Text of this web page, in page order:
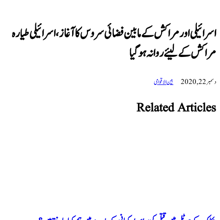
اور مراکش کے مابین فضائی سروس کا آغاز، اسرائیلی طیارہ
لیئے روانہ ہوگیا
بین الاقوامی
Related